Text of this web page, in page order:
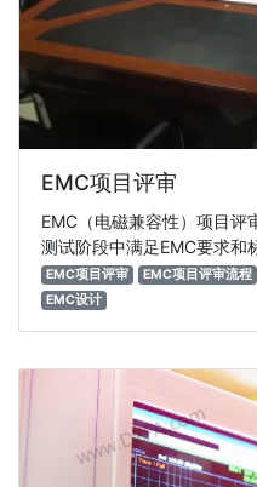
EMC项目评审
EMC（电磁兼容性）项目评
测试阶段中满足EMC要求和
EMC项目评审 EMC项目评审流程
EMC设计